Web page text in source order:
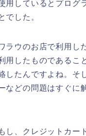
用しているとプログ
でした。
ラウのお店で利用し
用したものであるこ
したんですよね。そ
などの問題はすぐに
し、クレジットカー